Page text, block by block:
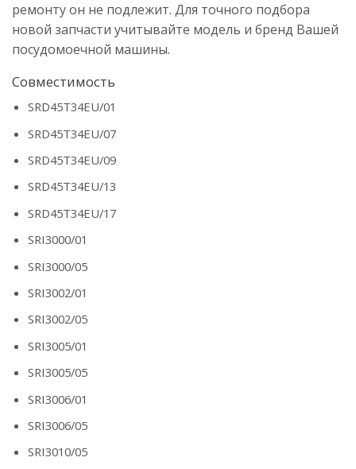
ремонту он не подлежит. Для точного подбора
новой запчасти учитывайте модель и бренд Вашей
посудомоечной машины.
Совместимость
SRD45T34EU/01
SRD45T34EU/07
SRD45T34EU/09
SRD45T34EU/13
SRD45T34EU/17
SRI3000/01
SRI3000/05
SRI3002/01
SRI3002/05
SRI3005/01
SRI3005/05
SRI3006/01
SRI3006/05
SRI3010/05